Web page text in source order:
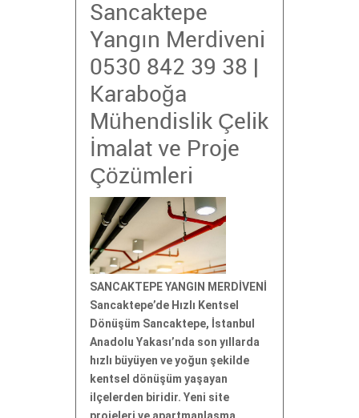
Sancaktepe
Yangın Merdiveni
0530 842 39 38 |
Karaboğa
Mühendislik Çelik
İmalat ve Proje
Çözümleri
SANCAKTEPE YANGIN MERDİVENİ
Sancaktepe’de Hızlı Kentsel
Dönüşüm Sancaktepe, İstanbul
Anadolu Yakası’nda son yıllarda
hızlı büyüyen ve yoğun şekilde
kentsel dönüşüm yaşayan
ilçelerden biridir. Yeni site
projeleri ve apartmanlaşma